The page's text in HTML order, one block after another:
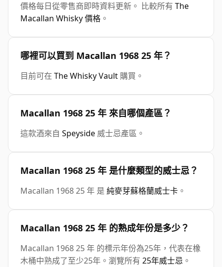
價格每日從零售商即時資料更新。 比較所有 The
Macallan Whisky 價格 。
哪裡可以買到 Macallan 1968 25 年？
目前可在 The Whisky Vault 購買。
Macallan 1968 25 年 來自哪個產區？
這款酒來自 Speyside 威士忌產區。
Macallan 1968 25 年 是什麼類型的威士忌？
Macallan 1968 25 年 是 純麥芽蘇格蘭威士卡 。
Macallan 1968 25 年 的熟成年份是多少？
Macallan 1968 25 年 的標示年份為25年，代表在橡
木桶中熟成了至少25年。瀏覽所有 25年威士忌 。